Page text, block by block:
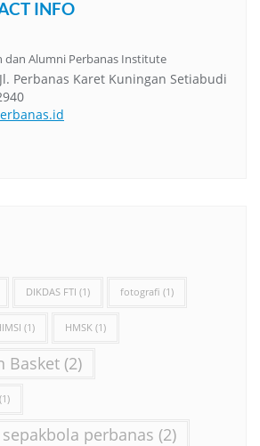
INFO
dan Alumni Perbanas Institute
Perbanas Karet Kuningan Setiabudi
DIKDAS FTI (1) fotografi (1)
(1) HMSK (1)
Basket (2)
(1)
perbanas (2)